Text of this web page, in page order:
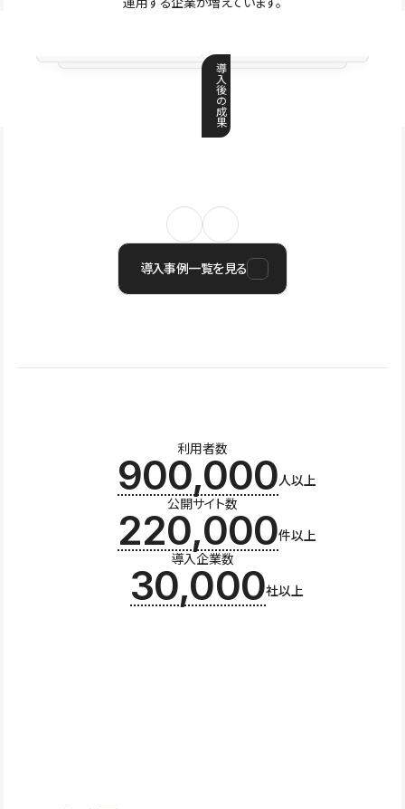
導
入
後
の
成
果
導入事例一覧を見る
利用者数
900,000人以上
公開サイト数
220,000件以上
導入企業数
30,000社以上